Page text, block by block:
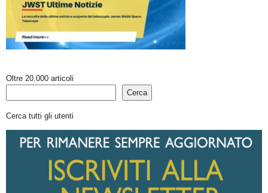
Oltre 20.000 articoli
Cerca
Cerca tutti gli utenti